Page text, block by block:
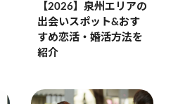
【2026】泉州エリアの
出会いスポット&おす
すめ恋活・婚活方法を
紹介